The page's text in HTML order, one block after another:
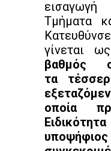
Τμήματα
γίνεται
βαθμός
τα
οποία